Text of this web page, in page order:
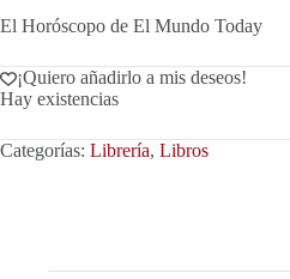
El Horóscopo de El Mundo Today
¡Quiero añadirlo a mis deseos!
Hay existencias
Categorías: Librería, Libros